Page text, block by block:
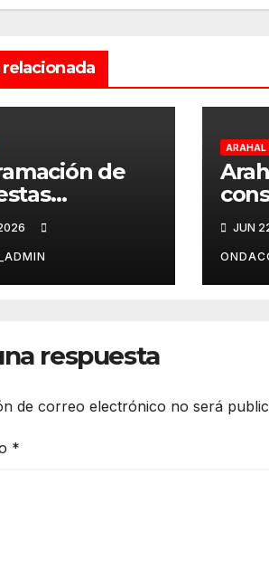
de
de
ARAHAL
JUN
respuesta
de correo electrónico no será
*